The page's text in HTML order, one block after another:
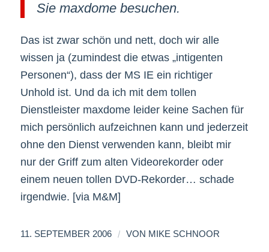
Sie maxdome besuchen.
Das ist zwar schön und nett, doch wir alle
wissen ja (zumindest die etwas „intigenten
Personen“), dass der MS IE ein richtiger
Unhold ist. Und da ich mit dem tollen
Dienstleister maxdome leider keine Sachen für
mich persönlich aufzeichnen kann und jederzeit
ohne den Dienst verwenden kann, bleibt mir
nur der Griff zum alten Videorekorder oder
einem neuen tollen DVD-Rekorder… schade
irgendwie. [via M&M]
11. SEPTEMBER 2006 / VON MIKE SCHNOOR